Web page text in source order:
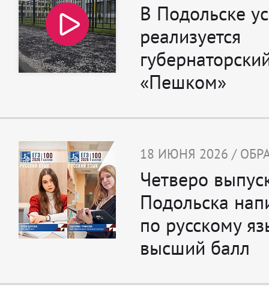
В Подольске
реализуется
«Пешком»
18 ИЮНЯ 2026 /
Четверо
Подольска
по русскому
высший балл